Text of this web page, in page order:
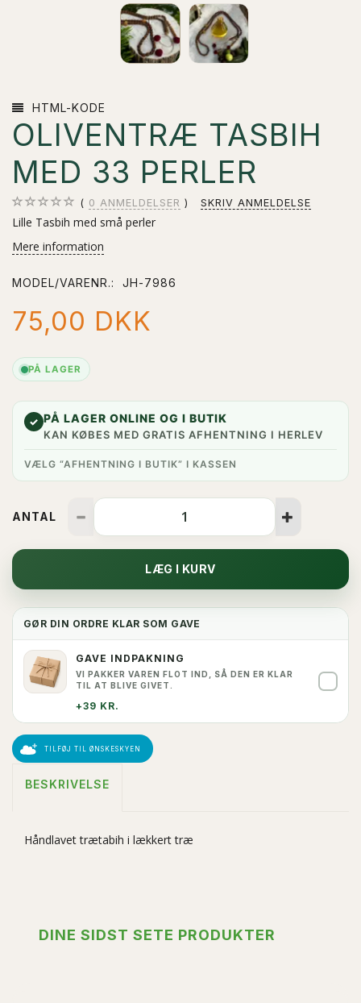
HTML-KODE
OLIVENTRÆ TASBIH
MED 33 PERLER
0 ANMELDELSER SKRIV ANMELDELSE
Lille Tasbih med små perler
Mere information
MODEL/VARENR.: JH-7986
75,00 DKK
PÅ LAGER
✓ PÅ LAGER ONLINE OG I BUTIK
KAN KØBES MED GRATIS AFHENTNING I HERLEV
VÆLG “AFHENTNING I BUTIK” I KASSEN
ANTAL
LÆG I KURV
GØR DIN ORDRE KLAR SOM GAVE
GAVE INDPAKNING
VI PAKKER VAREN FLOT IND, SÅ DEN ER KLAR
TIL AT BLIVE GIVET.
+39 KR.
TILFØJ TIL ØNSKESKYEN
BESKRIVELSE
Håndlavet trætabih i lækkert træ
DINE SIDST SETE PRODUKTER